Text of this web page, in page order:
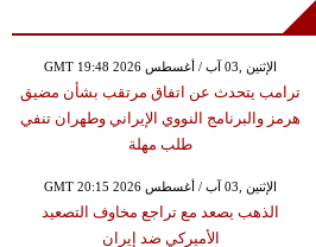
GMT 19:48 2026 الإثنين ,03 آب / أغسطس
ترامب يتحدث عن اتفاق مرتقب بشأن مضيق
هرمز والبرنامج النووي الإيراني وطهران تنفي
طلب مهلة
GMT 20:15 2026 الإثنين ,03 آب / أغسطس
الذهب يصعد مع تراجع مخاوف التصعيد
الأميركي ضد إيران